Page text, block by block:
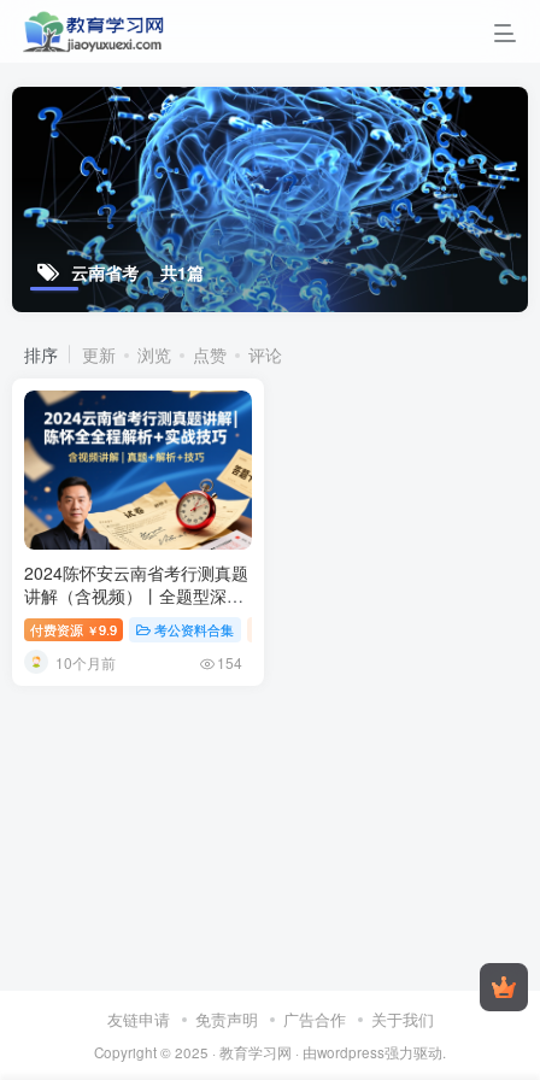
云南省考 共1篇
排序 更新 浏览 点赞 评论
2024陈怀安云南省考行测真题
讲解（含视频）丨全题型深度
剖析＋高分思路总结
付费资源 ￥9.9 考公资料合集
10个月前 154
友链申请 免责声明 广告合作 关于我们
Copyright © 2025 · 教育学习网 · 由wordpress强力驱动.